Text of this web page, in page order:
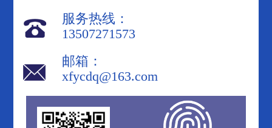
服务热线：
13507271573
邮箱：
xfycdq@163.com